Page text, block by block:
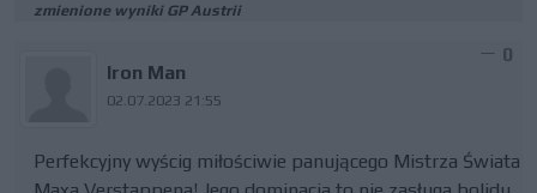
zmienione wyniki GP Austrii
Iron Man
02.07.2023 21:55
0
Perfekcyjny wyścig miłościwie panującego Mistrza Świata